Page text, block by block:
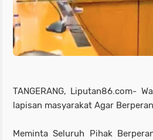
TANGERANG, Liputan86.com-
lapisan masyarakat Agar
Meminta Seluruh Pihak